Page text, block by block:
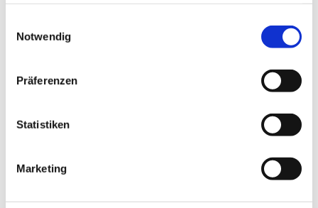
Notwendig
Präferenzen
Statistiken
Marketing
Prophezeiung in der
Bibel (Gen, 3.15):“Ich
will Feindschaft setzen
Schlange) und der Frau
und zwischen deinen
Nachkommen und